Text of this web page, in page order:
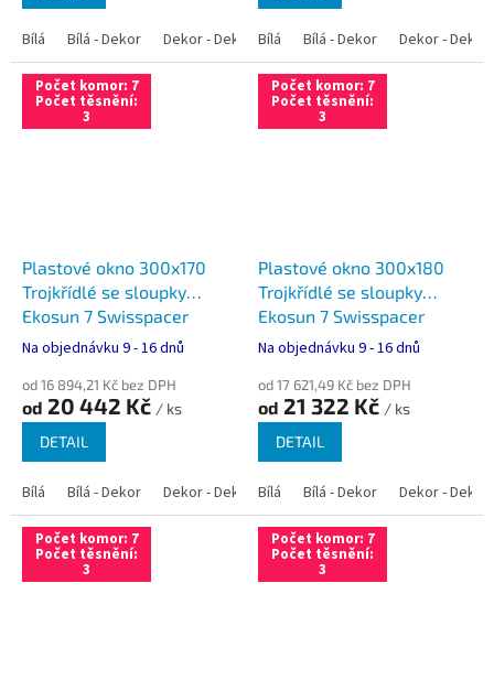
Bílá Bílá - Dekor Dekor - Dekor Bílá - Antracit Bílá - Zlatý dub
Bílá Bílá - Dekor Dekor - Dekor
Počet komor: 7
Počet těsnění:
3
Plastové okno 300x170
Trojkřídlé se sloupky
Ekosun 7 Swisspacer
Ultimate
Na objednávku 9 - 16 dnů
od 16 894,21 Kč bez DPH
od 20 442 Kč / ks
DETAIL
Bílá Bílá - Dekor Dekor - Dekor Bílá - Antracit Bílá - Zlatý dub
Počet komor: 7
Počet těsnění:
3
Plastové okno 300x180
Trojkřídlé se sloupky
Ekosun 7 Swisspacer
Ultimate
Na objednávku 9 - 16 dnů
od 17 621,49 Kč bez DPH
od 21 322 Kč / ks
DETAIL
Bílá Bílá - Dekor Dekor - Dekor
Počet komor: 7
Počet těsnění:
3
Počet komor: 7
Počet těsnění:
3